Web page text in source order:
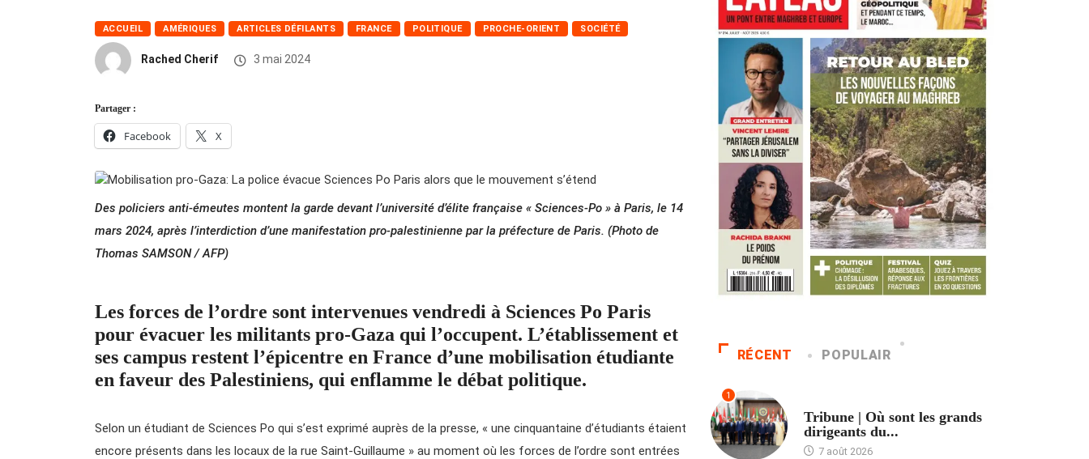
ACCUEIL AMÉRIQUES ARTICLES DÉFILANTS FRANCE POLITIQUE PROCHE-ORIENT SOCIÉTÉ
Rached Cherif 3 mai 2024
Partager :
Facebook X
Des policiers anti-émeutes montent la garde devant l’université d’élite française « Sciences-Po » à Paris, le 14
mars 2024, après l’interdiction d’une manifestation pro-palestinienne par la préfecture de Paris. (Photo de
Thomas SAMSON / AFP)
Les forces de l’ordre sont intervenues vendredi à Sciences Po Paris
pour évacuer les militants pro-Gaza qui l’occupent. L’établissement et
ses campus restent l’épicentre en France d’une mobilisation étudiante
en faveur des Palestiniens, qui enflamme le débat politique.
Selon un étudiant de Sciences Po qui s’est exprimé auprès de la presse, « une cinquantaine d’étudiants étaient
encore présents dans les locaux de la rue Saint-Guillaume » au moment où les forces de l’ordre sont entrées
RÉCENT POPULAIR
1
Tribune | Où sont les grands
dirigeants du...
7 août 2026